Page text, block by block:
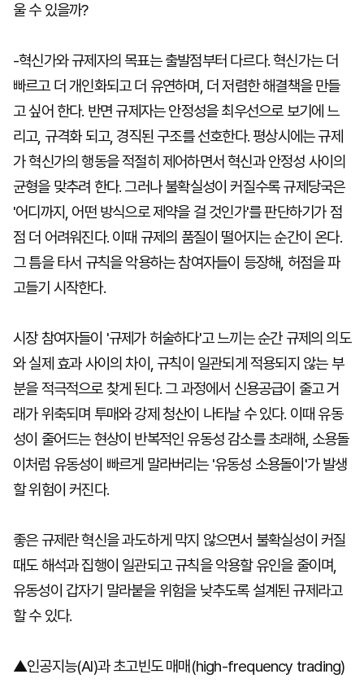
울 수 있을까?
-혁신가와 규제자의 목표는 출발점부터 다르다. 혁신가는 더
빠르고 더 개인화되고 더 유연하며, 더 저렴한 해결책을 만들
고 싶어 한다. 반면 규제자는 안정성을 최우선으로 보기에 느
리고, 규격화 되고, 경직된 구조를 선호한다. 평상시에는 규제
가 혁신가의 행동을 적절히 제어하면서 혁신과 안정성 사이의
균형을 맞추려 한다. 그러나 불확실성이 커질수록 규제당국은
'어디까지, 어떤 방식으로 제약을 걸 것인가'를 판단하기가 점
점 더 어려워진다. 이때 규제의 품질이 떨어지는 순간이 온다.
그 틈을 타서 규칙을 악용하는 참여자들이 등장해, 허점을 파
고들기 시작한다.
시장 참여자들이 '규제가 허술하다'고 느끼는 순간 규제의 의도
와 실제 효과 사이의 차이, 규칙이 일관되게 적용되지 않는 부
분을 적극적으로 찾게 된다. 그 과정에서 신용공급이 줄고 거
래가 위축되며 투매와 강제 청산이 나타날 수 있다. 이때 유동
성이 줄어드는 현상이 반복적인 유동성 감소를 초래해, 소용돌
이처럼 유동성이 빠르게 말라버리는 '유동성 소용돌이'가 발생
할 위험이 커진다.
좋은 규제란 혁신을 과도하게 막지 않으면서 불확실성이 커질
때도 해석과 집행이 일관되고 규칙을 악용할 유인을 줄이며,
유동성이 갑자기 말라붙을 위험을 낮추도록 설계된 규제라고
할 수 있다.
▲인공지능(AI)과 초고빈도 매매(high-frequency trading)